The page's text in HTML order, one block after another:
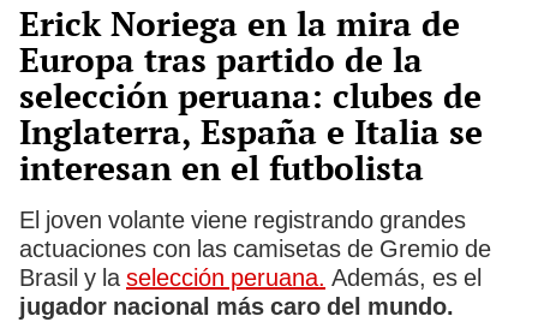
Erick Noriega en la mira de
Europa tras partido de la
selección peruana: clubes de
Inglaterra, España e Italia se
interesan en el futbolista
El joven volante viene registrando grandes
actuaciones con las camisetas de Gremio de
Brasil y la selección peruana. Además, es el
jugador nacional más caro del mundo.